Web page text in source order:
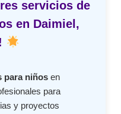
servicios de
en Daimiel,
para niños en
para
y proyectos